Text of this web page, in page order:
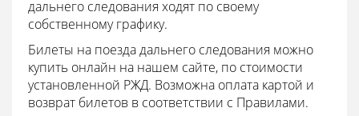
дальнего следования ходят по своему
собственному графику.
Билеты на поезда дальнего следования можно
купить онлайн на нашем сайте, по стоимости
установленной РЖД. Возможна оплата картой и
возврат билетов в соответствии с Правилами.